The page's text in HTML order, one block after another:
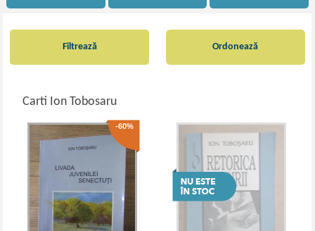
Filtrează
Carti Ion Tobosaru
Ordonează
-60%